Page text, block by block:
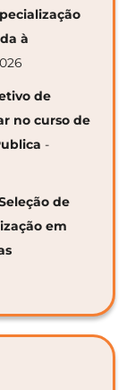
à
de
no curso de
-
de
em